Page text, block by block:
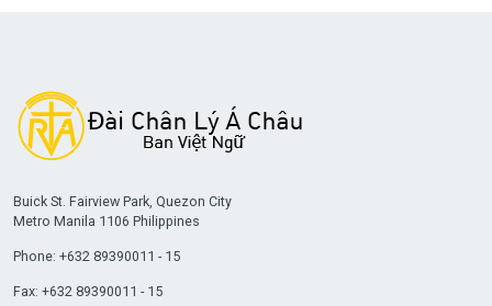
Buick St. Fairview Park, Quezon City
Metro Manila 1106 Philippines
Phone: +632 89390011 - 15
Fax: +632 89390011 - 15